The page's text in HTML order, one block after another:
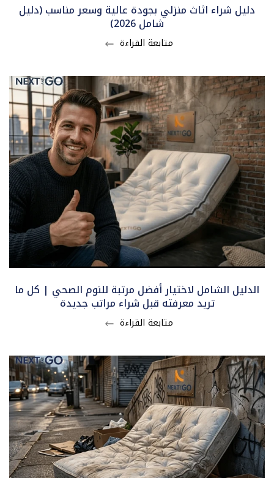
دليل شراء اثاث منزلي بجودة عالية وسعر مناسب (دليل
شامل 2026)
متابعة القراءة
الدليل الشامل لاختيار أفضل مرتبة للنوم الصحي | كل ما
تريد معرفته قبل شراء مراتب جديدة
متابعة القراءة